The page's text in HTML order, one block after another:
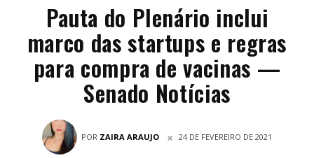
Pauta do Plenário inclui
marco das startups e regras
para compra de vacinas —
Senado Notícias
POR ZAIRA ARAUJO 24 DE FEVEREIRO DE 2021